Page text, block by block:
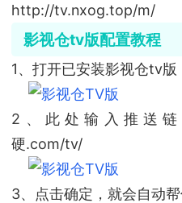
http://tv.nxog.top/m/
影视仓tv版配置教程
1、打开已安装影视仓tv版
2、此处输入推送链
硬.com/tv/
3、点击确定，就会自动